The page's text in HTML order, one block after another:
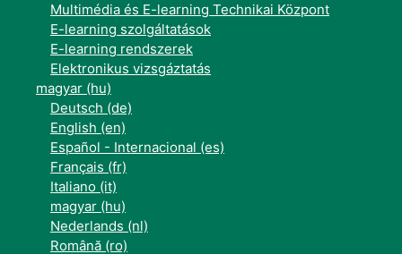
Multimédia és E-learning Technikai Központ
E-learning szolgáltatások
E-learning rendszerek
Elektronikus vizsgáztatás
magyar ‎(hu)‎
Deutsch ‎(de)‎
English ‎(en)‎
Español - Internacional ‎(es)‎
Français ‎(fr)‎
Italiano ‎(it)‎
magyar ‎(hu)‎
Nederlands ‎(nl)‎
Română ‎(ro)‎